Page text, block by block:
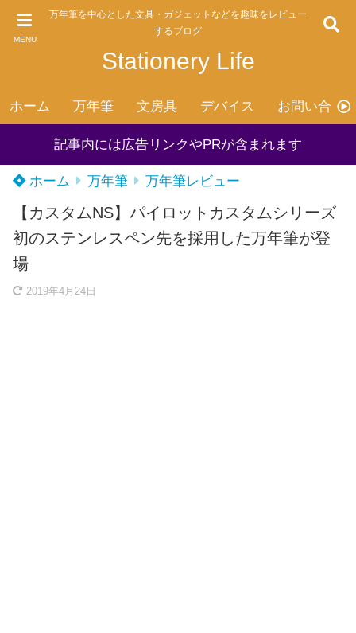
MENU
万年筆を中心とした文具・ガジェットなどを趣味をレビュー
するブログ
Stationery Life
ホーム 万年筆 文房具 デバイス お問い合わ
記事内には広告リンクやPRが含まれます
ホーム 万年筆 万年筆レビュー
【カスタムNS】パイロットカスタムシリーズ
初のステンレスペン先を採用した万年筆が登
場
2019年4月24日